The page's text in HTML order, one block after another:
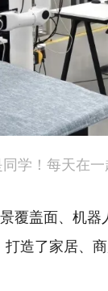
学！每天在
覆盖面、机
造了家居、